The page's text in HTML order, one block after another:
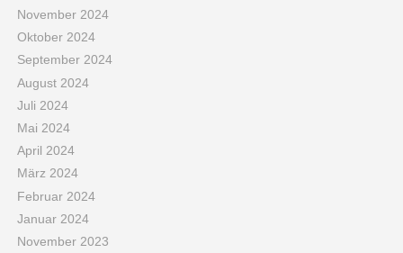
November 2024
Oktober 2024
September 2024
August 2024
Juli 2024
Mai 2024
April 2024
März 2024
Februar 2024
Januar 2024
November 2023